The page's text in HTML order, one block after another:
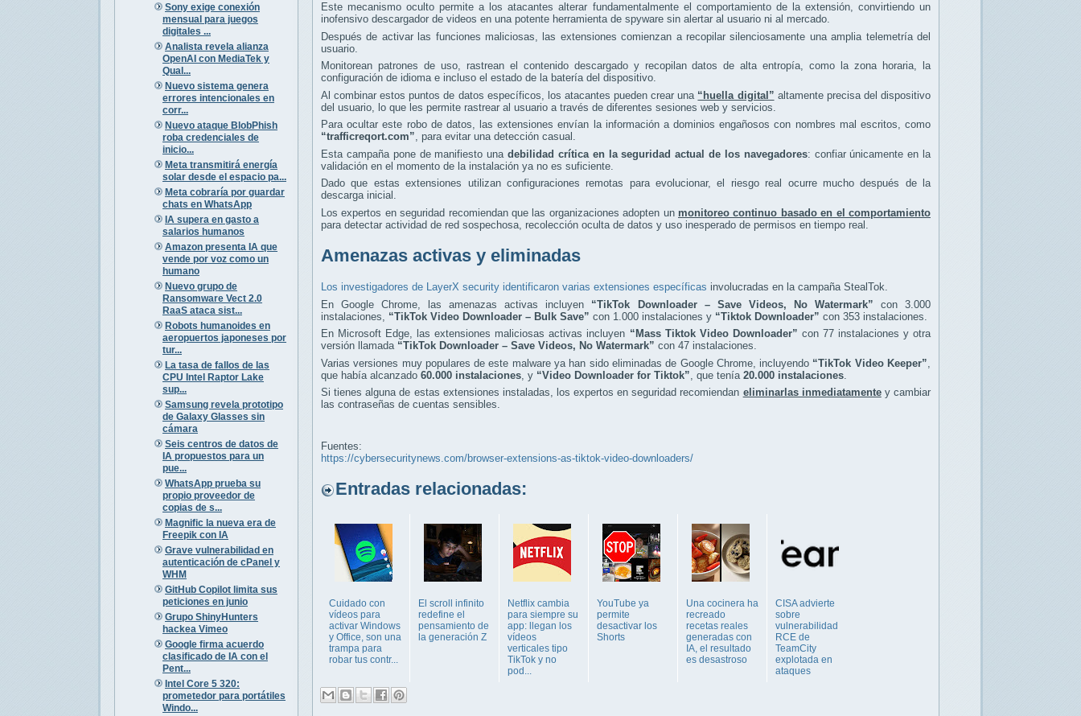
Sony exige conexión
mensual para juegos
digitales ...
Analista revela alianza
OpenAI con MediaTek y
Qual...
Nuevo sistema genera
errores intencionales en
corr...
Nuevo ataque BlobPhish
roba credenciales de
inicio...
Meta transmitirá energía
solar desde el espacio pa...
Meta cobraría por guardar
chats en WhatsApp
IA supera en gasto a
salarios humanos
Amazon presenta IA que
vende por voz como un
humano
Nuevo grupo de
Ransomware Vect 2.0
RaaS ataca sist...
Robots humanoides en
aeropuertos japoneses por
tur...
La tasa de fallos de las
CPU Intel Raptor Lake
sup...
Samsung revela prototipo
de Galaxy Glasses sin
cámara
Seis centros de datos de
IA propuestos para un
pue...
WhatsApp prueba su
propio proveedor de
copias de s...
Magnific la nueva era de
Freepik con IA
Grave vulnerabilidad en
autenticación de cPanel y
WHM
GitHub Copilot limita sus
peticiones en junio
Grupo ShinyHunters
hackea Vimeo
Google firma acuerdo
clasificado de IA con el
Pent...
Intel Core 5 320:
prometedor para portátiles
Windo...
Este mecanismo oculto permite a los atacantes alterar fundamentalmente el comportamiento de la extensión, convirtiendo un
inofensivo descargador de videos en una potente herramienta de spyware sin alertar al usuario ni al mercado.
Después de activar las funciones maliciosas, las extensiones comienzan a recopilar silenciosamente una amplia telemetría del
usuario.
Monitorean patrones de uso, rastrean el contenido descargado y recopilan datos de alta entropía, como la zona horaria, la
configuración de idioma e incluso el estado de la batería del dispositivo.
Al combinar estos puntos de datos específicos, los atacantes pueden crear una “huella digital” altamente precisa del dispositivo
del usuario, lo que les permite rastrear al usuario a través de diferentes sesiones web y servicios.
Para ocultar este robo de datos, las extensiones envían la información a dominios engañosos con nombres mal escritos, como
“trafficreqort.com”, para evitar una detección casual.
Esta campaña pone de manifiesto una debilidad crítica en la seguridad actual de los navegadores: confiar únicamente en la
validación en el momento de la instalación ya no es suficiente.
Dado que estas extensiones utilizan configuraciones remotas para evolucionar, el riesgo real ocurre mucho después de la
descarga inicial.
Los expertos en seguridad recomiendan que las organizaciones adopten un monitoreo continuo basado en el comportamiento
para detectar actividad de red sospechosa, recolección oculta de datos y uso inesperado de permisos en tiempo real.
Amenazas activas y eliminadas
Los investigadores de LayerX security identificaron varias extensiones específicas involucradas en la campaña StealTok.
En Google Chrome, las amenazas activas incluyen “TikTok Downloader – Save Videos, No Watermark” con 3.000
instalaciones, “TikTok Video Downloader – Bulk Save” con 1.000 instalaciones y “Tiktok Downloader” con 353 instalaciones.
En Microsoft Edge, las extensiones maliciosas activas incluyen “Mass Tiktok Video Downloader” con 77 instalaciones y otra
versión llamada “TikTok Downloader – Save Videos, No Watermark” con 47 instalaciones.
Varias versiones muy populares de este malware ya han sido eliminadas de Google Chrome, incluyendo “TikTok Video Keeper”
que había alcanzado 60.000 instalaciones , y “Video Downloader for Tiktok” , que tenía 20.000 instalaciones
Si tienes alguna de estas extensiones instaladas, los expertos en seguridad recomiendan eliminarlas inmediatamentey cambiar
las contraseñas de cuentas sensibles.
Fuentes:
https://cybersecuritynews.com/browser-extensions-as-tiktok-video-downloaders/
Entradas relacionadas:
Cuidado con
vídeos para
activar Windows
y Office, son una
trampa para
robar tus contr...
El scroll infinito
redefine el
pensamiento de
la generación Z
Netflix cambia
para siempre su
app: llegan los
vídeos
verticales tipo
TikTok y no
pod...
YouTube ya
permite
desactivar los
Shorts
Una cocinera ha
recreado
recetas reales
generadas con
IA, el resultado
es desastroso
CISA advierte
sobre
vulnerabilidad
RCE de
TeamCity
explotada en
ataques